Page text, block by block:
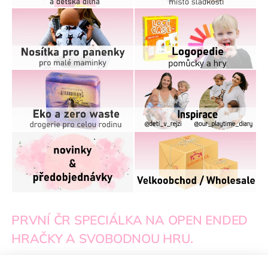
PRVNÍ ČR SPECIÁLKA NA OPEN ENDED
HRAČKY A SVOBODNOU HRU.